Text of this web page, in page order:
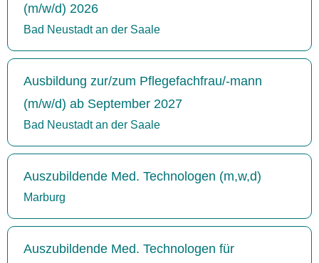
(m/w/d) 2026
Bad Neustadt an der Saale
Ausbildung zur/zum Pflegefachfrau/-mann
(m/w/d) ab September 2027
Bad Neustadt an der Saale
Auszubildende Med. Technologen (m,w,d)
Marburg
Auszubildende Med. Technologen für